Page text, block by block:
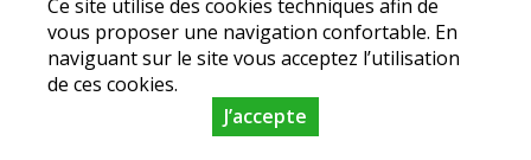
Mentions légales |Conditions Générales de Ventes
Protection des données personnelles
© Copyright 2023 - Plaisirs fermiers - Tous droits réservés
- Conception :Sarl Dynapse
Ce site utilise des cookies techniques afin de
vous proposer une navigation confortable. En
naviguant sur le site vous acceptez l’utilisation
de ces cookies.
J’accepte